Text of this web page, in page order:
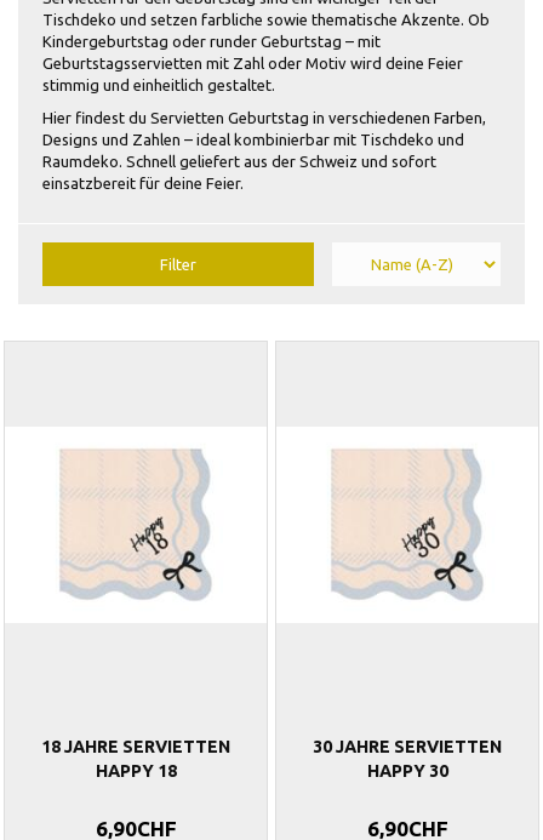
Tischdeko und setzen farbliche sowie thematische Akzente. Ob
Kindergeburtstag oder runder Geburtstag – mit
Geburtstagsservietten mit Zahl oder Motiv wird deine Feier
stimmig und einheitlich gestaltet.
Hier findest du Servietten Geburtstag in verschiedenen Farben,
Designs und Zahlen – ideal kombinierbar mit Tischdeko und
Raumdeko. Schnell geliefert aus der Schweiz und sofort
einsatzbereit für deine Feier.
Filter
18 JAHRE SERVIETTEN
HAPPY 18
6,90CHF
30 JAHRE SERVIETTEN
HAPPY 30
6,90CHF